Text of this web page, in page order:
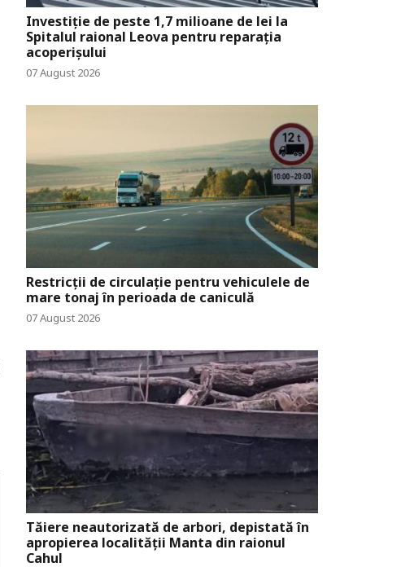
Investiție de peste 1,7 milioane de lei la
Spitalul raional Leova pentru reparația
acoperișului
07 August 2026
Restricții de circulație pentru vehiculele de
mare tonaj în perioada de caniculă
07 August 2026
Tăiere neautorizată de arbori, depistată în
apropierea localității Manta din raionul
Cahul